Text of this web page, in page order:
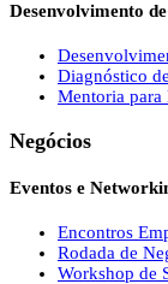
Desenvolvimento
Diagnóstico
Mentoria para
Negócios
Eventos e
Encontros
Rodada de
Workshop de